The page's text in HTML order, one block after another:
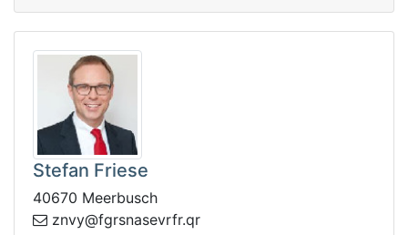
Stefan Friese
40670 Meerbusch
rq.rfrvesans
rgf@yvnz